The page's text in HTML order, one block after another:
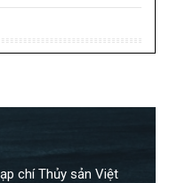
chí Thủy sản Việt